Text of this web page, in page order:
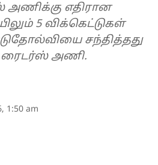
அணிக்கு எதிரான
5 விக்கெட்டுகள்
சந்தித்தது
அணி.
1:50 am